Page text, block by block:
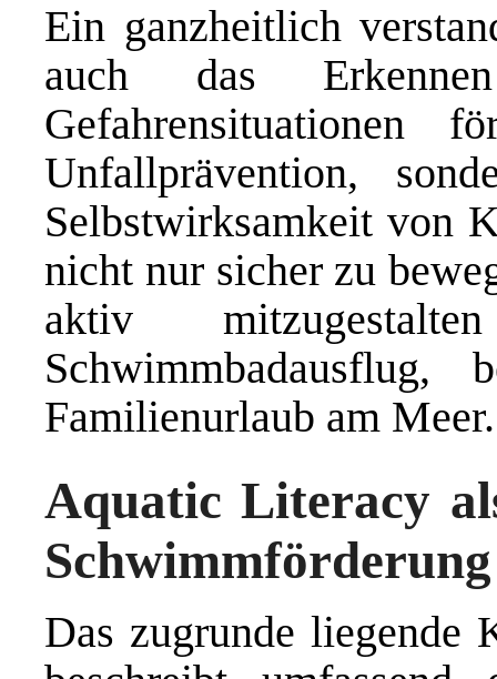
Ein ganzheitlich
auch das
Unfallprävention,
Selbstwirksamkeit von
nicht nur sicher zu
aktiv
Familienurlaub am Meer.
Aquatic Literacy
Schwimmförderung
Das zugrunde liegende